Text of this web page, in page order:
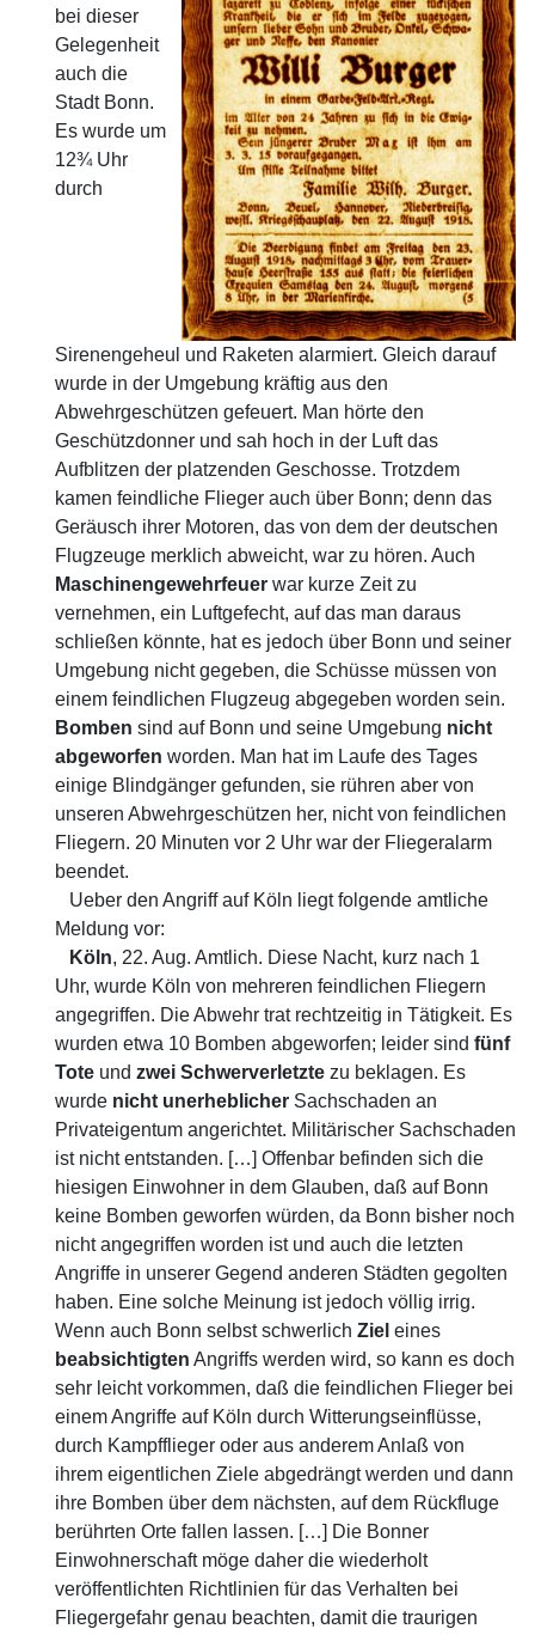
bei dieser
Gelegenheit
auch die
Stadt Bonn.
Es wurde um
12¾ Uhr
durch
Sirenengeheul und Raketen alarmiert. Gleich darauf
wurde in der Umgebung kräftig aus den
Abwehrgeschützen gefeuert. Man hörte den
Geschützdonner und sah hoch in der Luft das
Aufblitzen der platzenden Geschosse. Trotzdem
kamen feindliche Flieger auch über Bonn; denn das
Geräusch ihrer Motoren, das von dem der deutschen
Flugzeuge merklich abweicht, war zu hören. Auch
Maschinengewehrfeuer war kurze Zeit zu
vernehmen, ein Luftgefecht, auf das man daraus
schließen könnte, hat es jedoch über Bonn und seiner
Umgebung nicht gegeben, die Schüsse müssen von
einem feindlichen Flugzeug abgegeben worden sein.
Bomben sind auf Bonn und seine Umgebung nicht
abgeworfen worden. Man hat im Laufe des Tages
einige Blindgänger gefunden, sie rühren aber von
unseren Abwehrgeschützen her, nicht von feindlichen
Fliegern. 20 Minuten vor 2 Uhr war der Fliegeralarm
beendet.
Ueber den Angriff auf Köln liegt folgende amtliche
Meldung vor:
Köln, 22. Aug. Amtlich. Diese Nacht, kurz nach 1
Uhr, wurde Köln von mehreren feindlichen Fliegern
angegriffen. Die Abwehr trat rechtzeitig in Tätigkeit. Es
wurden etwa 10 Bomben abgeworfen; leider sind fünf
Tote und zwei Schwerverletzte zu beklagen. Es
wurde nicht unerheblicher Sachschaden an
Privateigentum angerichtet. Militärischer Sachschaden
ist nicht entstanden. […] Offenbar befinden sich die
hiesigen Einwohner in dem Glauben, daß auf Bonn
keine Bomben geworfen würden, da Bonn bisher noch
nicht angegriffen worden ist und auch die letzten
Angriffe in unserer Gegend anderen Städten gegolten
haben. Eine solche Meinung ist jedoch völlig irrig.
Wenn auch Bonn selbst schwerlich Ziel eines
beabsichtigten Angriffs werden wird, so kann es doch
sehr leicht vorkommen, daß die feindlichen Flieger bei
einem Angriffe auf Köln durch Witterungseinflüsse,
durch Kampfflieger oder aus anderem Anlaß von
ihrem eigentlichen Ziele abgedrängt werden und dann
ihre Bomben über dem nächsten, auf dem Rückfluge
berührten Orte fallen lassen. […] Die Bonner
Einwohnerschaft möge daher die wiederholt
veröffentlichten Richtlinien für das Verhalten bei
Fliegergefahr genau beachten, damit die traurigen